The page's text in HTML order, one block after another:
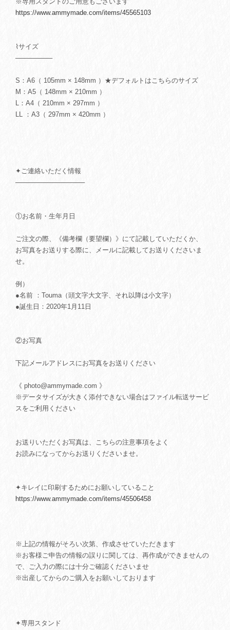
https://www.ammymade.com/items/45565103
⌇サイズ
────────
S：A6（ 105mm × 148mm ）★デフォルトはこちらのサイズ
M：A5（ 148mm × 210mm ）
L：A4（ 210mm × 297mm ）
LL ：A3（ 297mm × 420mm ）
✦ご連絡いただく情報
───────────────
①お名前・生年月日
ご注文の際、《備考欄（要望欄）》にて記載していただくか、
お写真をお送りする際に、メールに記載してお送りくださいま
せ。
例）
●名前 ：Touma（頭文字大文字、それ以降は小文字）
●誕生日：2020年1月11日
②お写真
下記メールアドレスにお写真をお送りください
《 photo@ammymade.com 》
※データサイズが大きく添付できない場合はファイル転送サービ
スをご利用ください
お送りいただくお写真は、こちらの注意事項をよく
お読みになってからお送りくださいませ。
✦キレイに印刷するためにお願いしていること
https://www.ammymade.com/items/45506458
※上記の情報がそろい次第、作成させていただきます
※お客様ご申告の情報の誤りに関しては、再作成ができませんの
で、ご入力の際には十分ご確認くださいませ
※出産してからのご購入をお願いしております
✦専用スタンド